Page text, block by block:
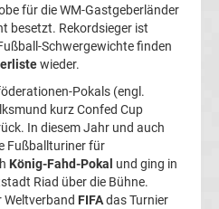
für die WM-Gastgeberländer
besetzt. Rekordsieger ist
Schwergewichte finden
wieder.
Pokals (engl.
kurz Confed Cup
In diesem Jahr und auch
Fußballturiner für
König-Fahd-Pokal und ging in
Riad über die Bühne.
Weltverband FIFAdas Turnier